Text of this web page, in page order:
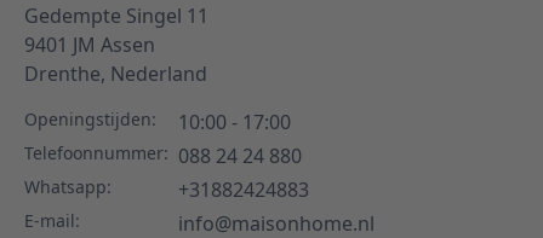
Gedempte Singel 11
9401 JM Assen
Drenthe, Nederland
Openingstijden: 10:00 - 17:00
Telefoonnummer: 088 24 24 880
Whatsapp: +31882424883
E-mail: info@maisonhome.nl